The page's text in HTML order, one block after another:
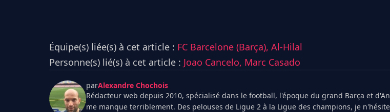
Équipe(s) liée(s) à cet article : FC Barcelone (Barça), Al-Hilal
Personne(s) lié(s) à cet article : Joao Cancelo, Marc Casado
parAlexandre Chochois
Rédacteur web depuis 2010, spécialisé dans le football, l'époque du grand Barça et
me manque terriblement. Des pelouses de Ligue 2 à la Ligue des champions, je